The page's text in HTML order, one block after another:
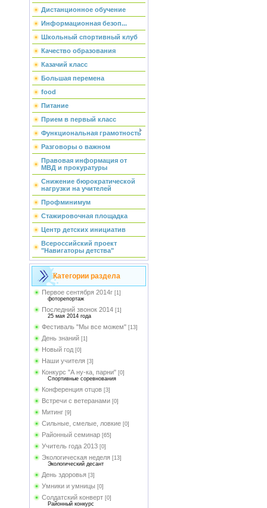
Дистанционное обучение
Информационная безоп...
Школьный спортивный клуб
Качество образования
Казачий класс
Большая перемена
food
Питание
Прием в первый класс
Функциональная грамотность
Разговоры о важном
Правовая информация от
МВД и прокуратуры
Снижение бюрократической
нагрузки на учителей
Профминимум
Стажировочная площадка
Центр детских инициатив
Всероссийский проект
"Навигаторы детства"
Категории раздела
Первое сентября 2014г [1]
фоторепортаж
Последний звонок 2014 [1]
25 мая 2014 года
Фестиваль "Мы все можем" [13]
День знаний [1]
Новый год [0]
Наши учителя [3]
Конкурс "А ну-ка, парни" [0]
Спортивные соревнования
Конференция отцов [3]
Встречи с ветеранами [0]
Митинг [9]
Сильные, смелые, ловкие [0]
Районный семинар [65]
Учитель года 2013 [0]
Экологическая неделя [13]
Экологический десант
День здоровья [3]
Умники и умницы [0]
Солдатский конверт [0]
Районный конкурс